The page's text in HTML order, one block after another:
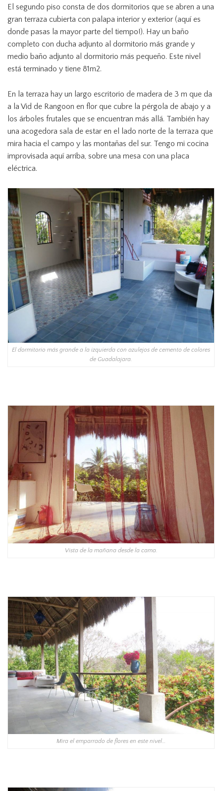
El segundo piso consta de dos dormitorios que se abren a una
gran terraza cubierta con palapa interior y exterior (aquí es
donde pasas la mayor parte del tiempo!). Hay un baño
completo con ducha adjunto al dormitorio más grande y
medio baño adjunto al dormitorio más pequeño. Este nivel
está terminado y tiene 81m2.
En la terraza hay un largo escritorio de madera de 3 m que da
a la Vid de Rangoon en flor que cubre la pérgola de abajo y a
los árboles frutales que se encuentran más allá. También hay
una acogedora sala de estar en el lado norte de la terraza que
mira hacia el campo y las montañas del sur. Tengo mi cocina
improvisada aquí arriba, sobre una mesa con una placa
eléctrica.
El dormitorio más grande a la izquierda con azulejos de cemento de colores
de Guadalajara.
Vista de la mañana desde la cama.
Mira el emparrado de flores en este nivel…